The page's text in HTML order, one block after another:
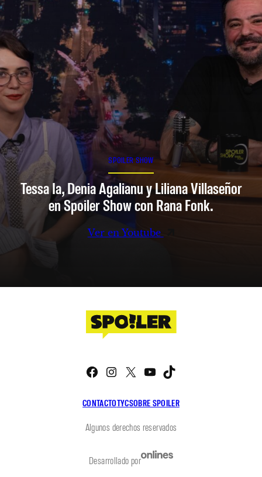
SPOILER SHOW
Tessa Ia, Denia Agalianu y Liliana Villaseñor
en Spoiler Show con Rana Fonk.
Ver en Youtube
CONTACTOTYCSOBRE SPOILER
Facebook
Instagram
X YouTube
Algunos derechos reservados
Desarrollado por